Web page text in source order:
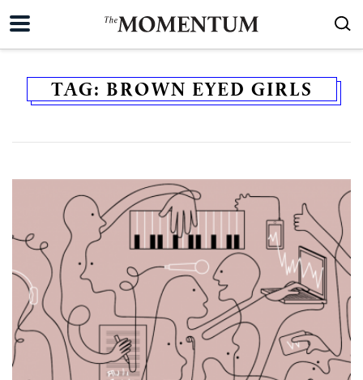
TAG: BROWN EYED GIRLS